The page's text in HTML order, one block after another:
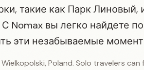
такие как Парк Линовый,
Nomax вы легко найдете
эти незабываемые
Poland. Solo travelers